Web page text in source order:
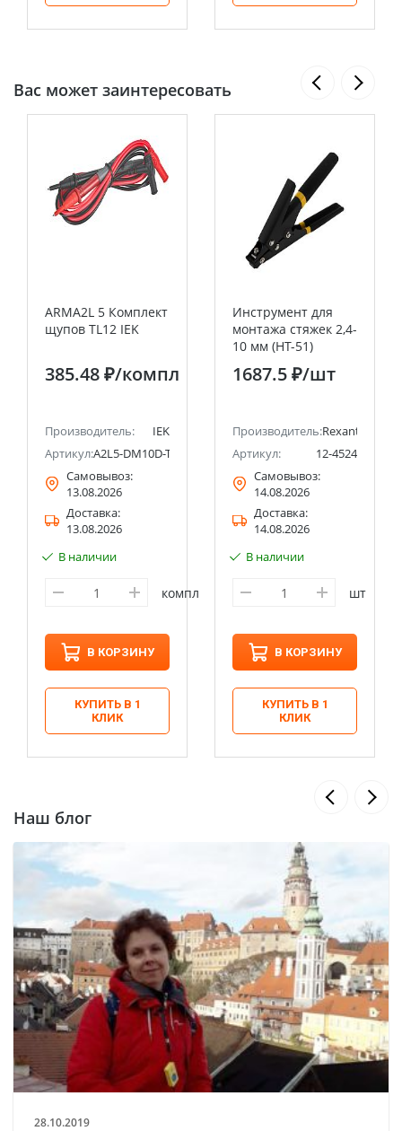
Вас может заинтересовать
ARMA2L 5 Комплект
щупов TL12 IEK
385.48 ₽/компл
Производитель:
IEK
Артикул:A2L5-DM10D-TL1-093-16
Самовывоз:
13.08.2026
Доставка:
13.08.2026
В наличии
компл
В КОРЗИНУ
КУПИТЬ В 1
КЛИК
Инструмент для
монтажа стяжек 2,4-
10 мм (HT-51)
1687.5 ₽/шт
Производитель:Rexant
Артикул:
12-4524
Самовывоз:
14.08.2026
Доставка:
14.08.2026
В наличии
шт
В КОРЗИНУ
КУПИТЬ В 1
КЛИК
Наш блог
28.10.2019